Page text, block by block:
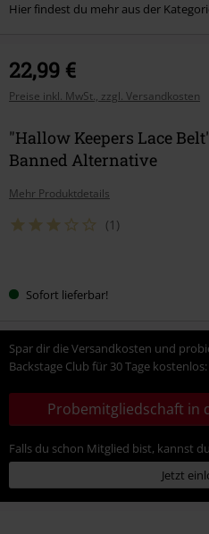
Hier findest du mehr aus der
22,99 €
Preise inkl. MwSt., zzgl. Versandkosten
"Hallow Keepers Lace
Banned Alternative
Mehr Produktdetails
(1)
deineSofort lieferbar!
Spar dir die Versandkosten und
Backstage Club für 30 Tage kostenlos:
Probemitgliedschaft in
Falls du schon Mitglied bist, kannst
Jetzt